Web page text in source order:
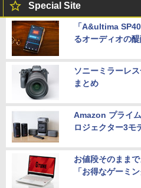
Special Site
「A&ultima
るオーディオの
ソニーミラーレ
まとめ
Amazon プライ
ロジェクター3モ
お値段そのまま
「お得なゲーミ